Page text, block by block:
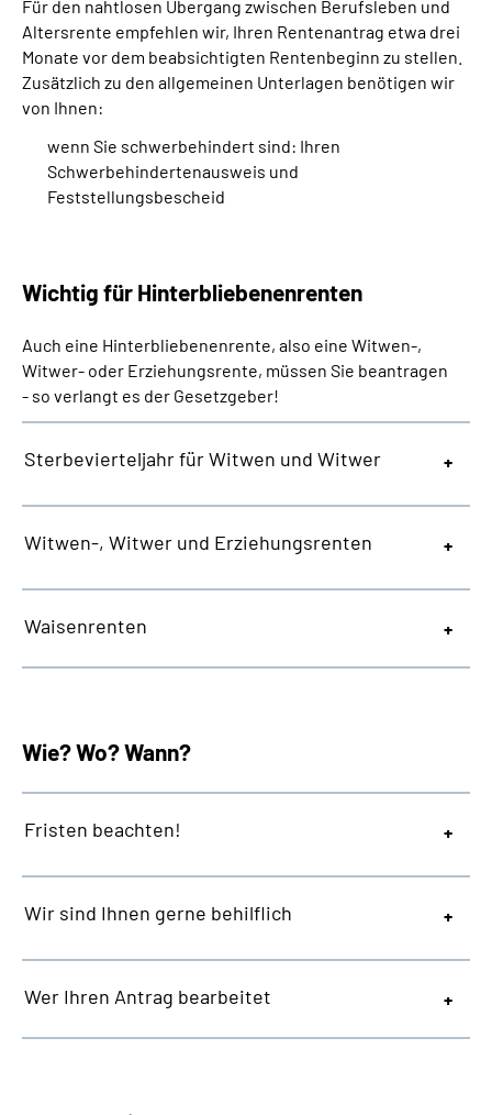
Für den nahtlosen Übergang zwischen Berufsleben und
Altersrente empfehlen wir, Ihren Rentenantrag etwa drei
Monate vor dem beabsichtigten Rentenbeginn zu stellen.
Zusätzlich zu den allgemeinen Unterlagen benötigen wir
von Ihnen:
wenn Sie schwerbehindert sind: Ihren
Schwerbehindertenausweis und
Feststellungsbescheid
Wichtig für Hinterbliebenenrenten
Auch eine Hinterbliebenenrente, also eine Witwen-,
Witwer- oder Erziehungsrente, müssen Sie beantragen
- so verlangt es der Gesetzgeber!
Sterbevierteljahr für Witwen und Witwer
Witwen-, Witwer und Erziehungsrenten
Waisenrenten
Wie? Wo? Wann?
Fristen beachten!
Wir sind Ihnen gerne behilflich
Wer Ihren Antrag bearbeitet